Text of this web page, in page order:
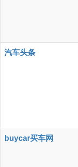
汽车头条
buycar买车网